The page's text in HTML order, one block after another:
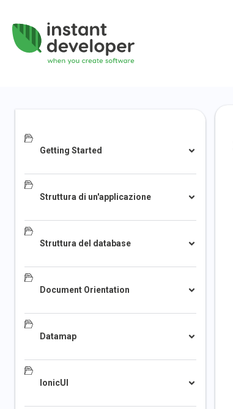
Getting Started
Struttura di un'applicazione
Struttura del database
Document Orientation
Datamap
IonicUI